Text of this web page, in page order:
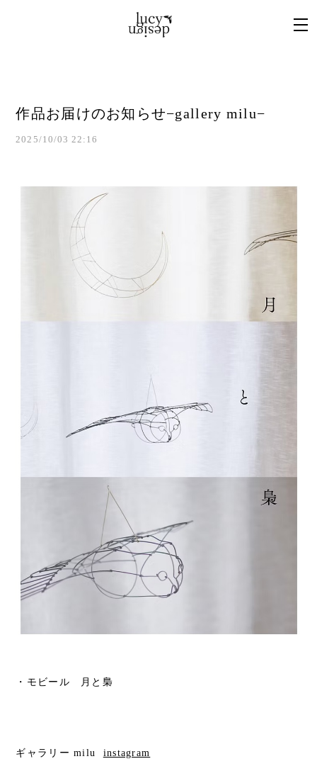
作品お届けのお知らせ−gallery milu−
2025/10/03 22:16
・モビール 月と梟
ギャラリー milu instagram